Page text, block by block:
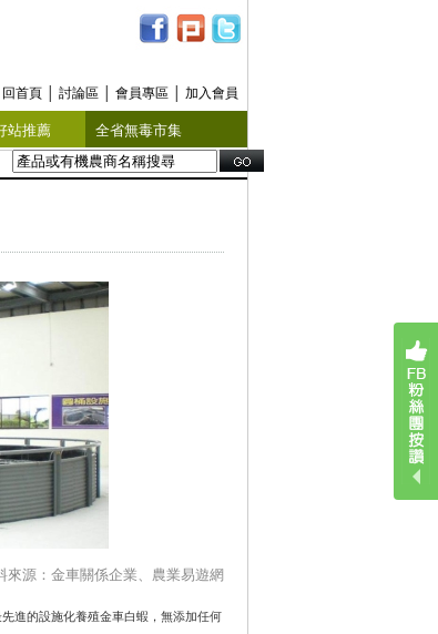
回首頁 討論區 會員專區 加入會員
站推薦 全省無毒市集
來源：金車關係企業、農業易遊網
進的設施化養殖金車白蝦，無添加任何